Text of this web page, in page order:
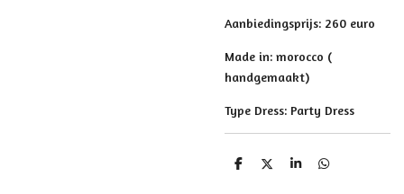
Aanbiedingsprijs: 260 euro
Made in: morocco (
handgemaakt)
Type Dress: Party Dress
D
D
S
D